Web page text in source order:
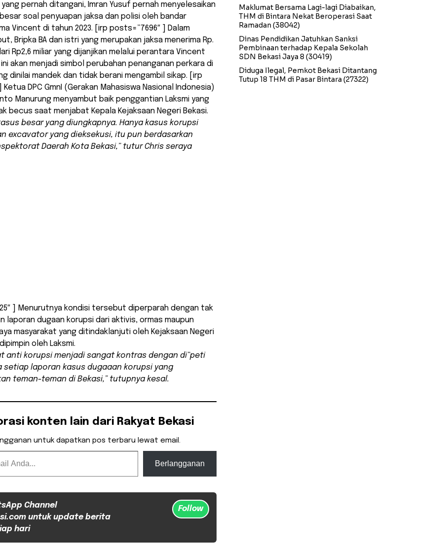
pernah ditangani, Imran Yusuf pernah menyelesaikan
soal penyuapan jaksa dan polisi oleh bandar
Vincent di tahun 2023. [irp posts=”7696″ ] Dalam
Bripka BA dan istri yang merupakan jaksa menerima Rp.
Rp2,6 miliar yang dijanjikan melalui perantara Vincent
ini akan menjadi simbol perubahan penanganan perkara di
dinilai mandek dan tidak berani mengambil sikap. [irp
DPC GmnI (Gerakan Mahasiswa Nasional Indonesia)
Manurung menyambut baik penggantian Laksmi yang
becus saat menjabat Kepala Kejaksaan Negeri Bekasi.
besar yang diungkapnya. Hanya kasus korupsi
excavatoryang dieksekusi, itu pun berdasarkan
Daerah Kota Bekasi,” tutur Chris seraya
] Menurutnya kondisi tersebut diperparah dengan tak
laporan dugaan korupsi dari aktivis, ormas maupun
masyarakat yang ditindaklanjuti oleh Kejaksaan Negeri
oleh Laksmi.
anti korupsi menjadi sangat kontras dengan di”peti
setiap laporan kasus dugaaan korupsi yang
teman-teman di Bekasi,” tutupnya kesal.
konten lain dari Rakyat Bekasi
untuk dapatkan pos terbaru lewat email.
Berlangganan
Channel
untuk update berita
hari
Follow
Maklumat Bersama Lagi-lagi Diabaikan,
THM di Bintara Nekat Beroperasi Saat
Ramadan (38042)
Dinas Pendidikan Jatuhkan Sanksi
Pembinaan terhadap Kepala Sekolah
SDN Bekasi Jaya 8 (30419)
Diduga Ilegal, Pemkot Bekasi Ditantang
Tutup 18 THM di Pasar Bintara (27322)